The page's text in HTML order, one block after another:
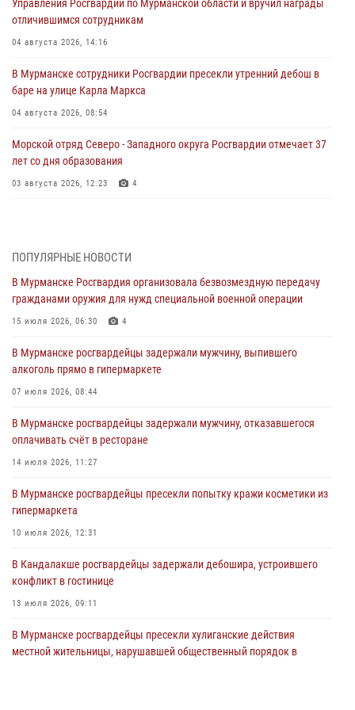
Управления Росгвардии по Мурманской области и вручил награды
отличившимся сотрудникам
04 августа 2026, 14:16
В Мурманске сотрудники Росгвардии пресекли утренний дебош в
баре на улице Карла Маркса
04 августа 2026, 08:54
Морской отряд Северо - Западного округа Росгвардии отмечает 37
лет со дня образования
03 августа 2026, 12:23 4
Сотрудники Росгвардии провели инструктаж по
антитеррористической защищенности для членов избирательных
31 июля 2026, 08:48 3
Сотрудники Росгвардии задержали мужчину, не оплатившего счет в
30 июля 2026, 14:09
В Управлении Росгвардии по Мурманской области прошло пожарно-
30 июля 2026, 14:05
В Управлении Росгвардии по Мурманской области состоялось
равноапостольного великого князя Владимира
29 июля 2026, 12:17
ПОПУЛЯРНЫЕ НОВОСТИ
В Мурманске Росгвардия организовала безвозмездную передачу
гражданами оружия для нужд специальной военной операции
15 июля 2026, 06:30 4
В Мурманске росгвардейцы задержали мужчину, выпившего
алкоголь прямо в гипермаркете
07 июля 2026, 08:44
В Мурманске росгвардейцы задержали мужчину, отказавшегося
оплачивать счёт в ресторане
14 июля 2026, 11:27
В Мурманске росгвардейцы пресекли попытку кражи косметики из
гипермаркета
10 июля 2026, 12:31
В Кандалакше росгвардейцы задержали дебошира, устроившего
конфликт в гостинице
13 июля 2026, 09:11
В Мурманске росгвардейцы пресекли хулиганские действия
местной жительницы, нарушавшей общественный порядок в